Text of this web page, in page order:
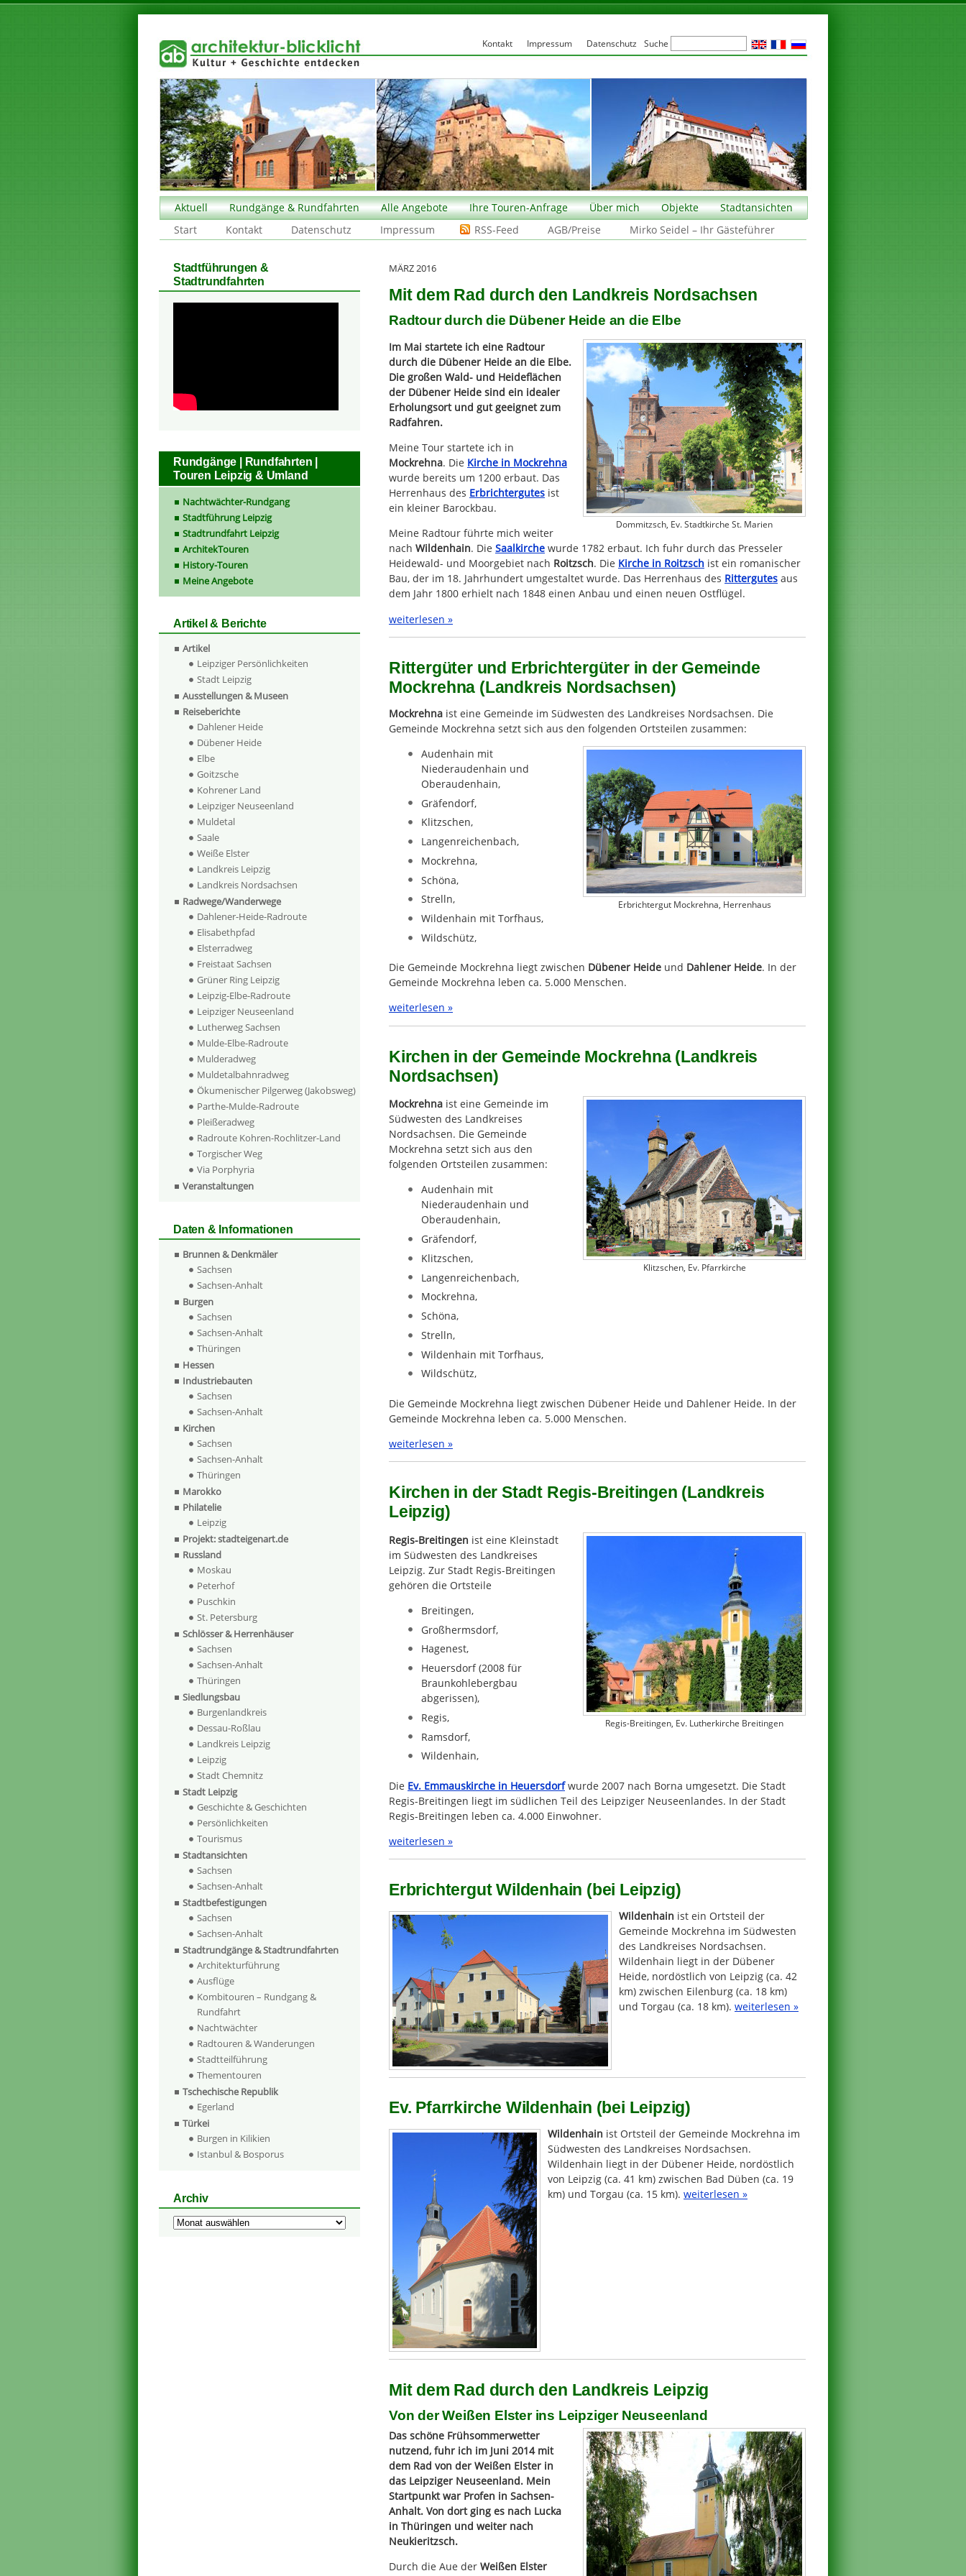
Aktuell Rundgänge & Rundfahrten Alle Angebote Ihre Touren-Anfrage Über mich Objekte
Stadtansichten
Start
Kontakt Datenschutz Impressum RSS-Feed AGB/Preise Mirko Seidel – Ihr Gästeführer
MÄRZ 2016
Mit dem Rad durch den Landkreis Nordsachsen
Radtour durch die Dübener Heide an die Elbe
Dommitzsch, Ev. Stadtkirche St. Marien
Im Mai startete ich eine Radtour
durch die Dübener Heide an die Elbe.
Die großen Wald- und Heideflächen
der Dübener Heide sind ein idealer
Erholungsort und gut geeignet zum
Radfahren.
Meine Tour startete ich in
Mockrehna. Die Kirche in Mockrehna
wurde bereits um 1200 erbaut. Das
Herrenhaus des Erbrichtergutes ist
ein kleiner Barockbau.
Meine Radtour führte mich weiter
nach Wildenhain. Die Saalkirche wurde 1782 erbaut. Ich fuhr durch das Presseler
Heidewald- und Moorgebiet nach Roitzsch. Die Kirche in Roitzsch ist ein romanischer
Bau, der im 18. Jahrhundert umgestaltet wurde. Das Herrenhaus des Rittergutes aus
dem Jahr 1800 erhielt nach 1848 einen Anbau und einen neuen Ostflügel.
weiterlesen »
Rittergüter und Erbrichtergüter in der Gemeinde
Mockrehna (Landkreis Nordsachsen)
Mockrehna ist eine Gemeinde im Südwesten des Landkreises Nordsachsen. Die
Gemeinde Mockrehna setzt sich aus den folgenden Ortsteilen zusammen:
Erbrichtergut Mockrehna, Herrenhaus
Audenhain mit
Niederaudenhain und
Oberaudenhain,
Gräfendorf,
Klitzschen,
Langenreichenbach,
Mockrehna,
Schöna,
Strelln,
Wildenhain mit Torfhaus,
Wildschütz,
Die Gemeinde Mockrehna liegt zwischen Dübener Heide und Dahlener Heide. In der
Gemeinde Mockrehna leben ca. 5.000 Menschen.
weiterlesen »
Kirchen in der Gemeinde Mockrehna (Landkreis
Nordsachsen)
Klitzschen, Ev. Pfarrkirche
Mockrehna ist eine Gemeinde im
Südwesten des Landkreises
Nordsachsen. Die Gemeinde
Mockrehna setzt sich aus den
folgenden Ortsteilen zusammen:
Audenhain mit
Niederaudenhain und
Oberaudenhain,
Gräfendorf,
Klitzschen,
Langenreichenbach,
Mockrehna,
Schöna,
Strelln,
Wildenhain mit Torfhaus,
Wildschütz,
Die Gemeinde Mockrehna liegt zwischen Dübener Heide und Dahlener Heide. In der
Gemeinde Mockrehna leben ca. 5.000 Menschen.
weiterlesen »
Kirchen in der Stadt Regis-Breitingen (Landkreis
Leipzig)
Regis-Breitingen, Ev. Lutherkirche Breitingen
Regis-Breitingen ist eine Kleinstadt
im Südwesten des Landkreises
Leipzig. Zur Stadt Regis-Breitingen
gehören die Ortsteile
Breitingen,
Großhermsdorf,
Hagenest,
Heuersdorf (2008 für
Braunkohlebergbau
abgerissen),
Regis,
Ramsdorf,
Wildenhain,
Die Ev. Emmauskirche in Heuersdorfwurde 2007 nach Borna umgesetzt. Die Stadt
Regis-Breitingen liegt im südlichen Teil des Leipziger Neuseenlandes. In der Stadt
Regis-Breitingen leben ca. 4.000 Einwohner.
weiterlesen »
Erbrichtergut Wildenhain (bei Leipzig)
Wildenhain ist ein Ortsteil der
Gemeinde Mockrehna im Südwesten
des Landkreises Nordsachsen.
Wildenhain liegt in der Dübener
Heide, nordöstlich von Leipzig (ca. 42
km) zwischen Eilenburg (ca. 18 km)
und Torgau (ca. 18 km). weiterlesen »
Ev. Pfarrkirche Wildenhain (bei Leipzig)
Wildenhain ist Ortsteil der Gemeinde Mockrehna im
Südwesten des Landkreises Nordsachsen.
Wildenhain liegt in der Dübener Heide, nordöstlich
von Leipzig (ca. 41 km) zwischen Bad Düben (ca. 19
km) und Torgau (ca. 15 km). weiterlesen »
Mit dem Rad durch den Landkreis Leipzig
Von der Weißen Elster ins Leipziger Neuseenland
Das schöne Frühsommerwetter
nutzend, fuhr ich im Juni 2014 mit
dem Rad von der Weißen Elster in
das Leipziger Neuseenland. Mein
Startpunkt war Profen in Sachsen-
Anhalt. Von dort ging es nach Lucka
in Thüringen und weiter nach
Neukieritzsch.
Durch die Aue der Weißen Elster
Stadtführungen &
Stadtrundfahrten
Rundgänge | Rundfahrten |
Touren Leipzig & Umland
Nachtwächter-Rundgang
Stadtführung Leipzig
Stadtrundfahrt Leipzig
ArchitekTouren
History-Touren
Meine Angebote
Artikel & Berichte
Artikel
Leipziger Persönlichkeiten
Stadt Leipzig
Ausstellungen & Museen
Reiseberichte
Dahlener Heide
Dübener Heide
Elbe
Goitzsche
Kohrener Land
Leipziger Neuseenland
Muldetal
Saale
Weiße Elster
Landkreis Leipzig
Landkreis Nordsachsen
Radwege/Wanderwege
Dahlener-Heide-Radroute
Elisabethpfad
Elsterradweg
Freistaat Sachsen
Grüner Ring Leipzig
Leipzig-Elbe-Radroute
Leipziger Neuseenland
Lutherweg Sachsen
Mulde-Elbe-Radroute
Mulderadweg
Muldetalbahnradweg
Ökumenischer Pilgerweg (Jakobsweg)
Parthe-Mulde-Radroute
Pleißeradweg
Radroute Kohren-Rochlitzer-Land
Torgischer Weg
Via Porphyria
Veranstaltungen
Daten & Informationen
Brunnen & Denkmäler
Sachsen
Sachsen-Anhalt
Burgen
Sachsen
Sachsen-Anhalt
Thüringen
Hessen
Industriebauten
Sachsen
Sachsen-Anhalt
Kirchen
Sachsen
Sachsen-Anhalt
Thüringen
Marokko
Philatelie
Leipzig
Projekt: stadteigenart.de
Russland
Moskau
Peterhof
Puschkin
St. Petersburg
Schlösser & Herrenhäuser
Sachsen
Sachsen-Anhalt
Thüringen
Siedlungsbau
Burgenlandkreis
Dessau-Roßlau
Landkreis Leipzig
Leipzig
Stadt Chemnitz
Stadt Leipzig
Geschichte & Geschichten
Persönlichkeiten
Tourismus
Stadtansichten
Sachsen
Sachsen-Anhalt
Stadtbefestigungen
Sachsen
Sachsen-Anhalt
Stadtrundgänge & Stadtrundfahrten
Architekturführung
Ausflüge
Kombitouren – Rundgang &
Rundfahrt
Nachtwächter
Radtouren & Wanderungen
Stadtteilführung
Thementouren
Tschechische Republik
Egerland
Türkei
Burgen in Kilikien
Istanbul & Bosporus
Archiv
Archiv
Kontakt Impressum Datenschutz Suche